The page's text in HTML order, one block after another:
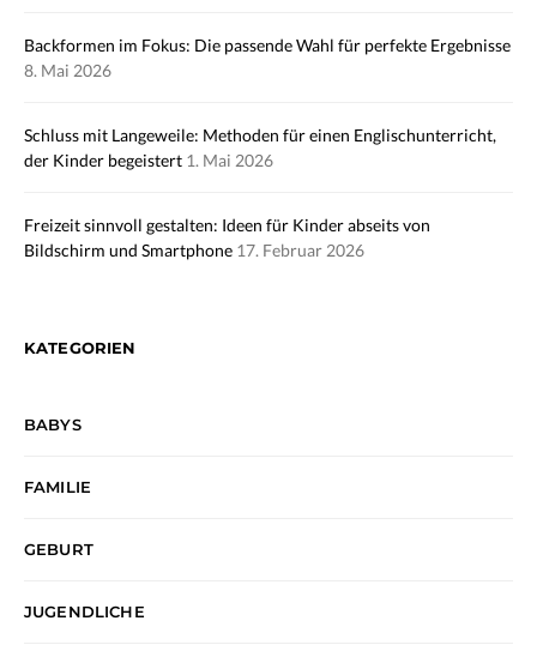
Backformen im Fokus: Die passende Wahl für perfekte Ergebnisse
8. Mai 2026
Schluss mit Langeweile: Methoden für einen Englischunterricht,
der Kinder begeistert 1. Mai 2026
Freizeit sinnvoll gestalten: Ideen für Kinder abseits von
Bildschirm und Smartphone 17. Februar 2026
KATEGORIEN
BABYS
FAMILIE
GEBURT
JUGENDLICHE